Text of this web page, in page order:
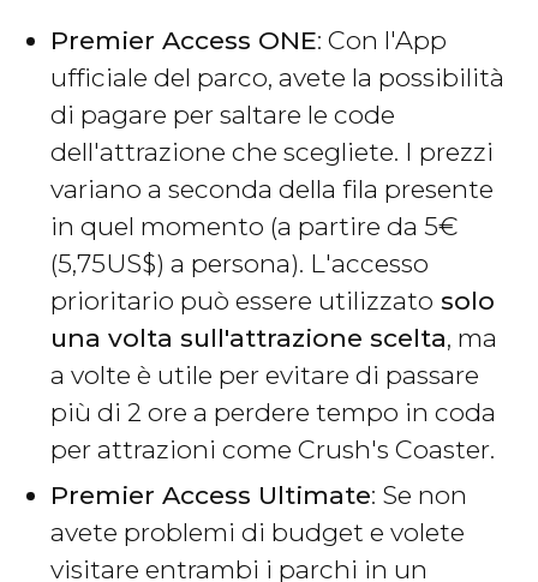
Premier Access ONE: Con l'App
ufficiale del parco, avete la possibilità
di pagare per saltare le code
dell'attrazione che scegliete. I prezzi
variano a seconda della fila presente
in quel momento (a partire da 5€
(5,75US$) a persona). L'accesso
prioritario può essere utilizzato solo
una volta sull'attrazione scelta, ma
a volte è utile per evitare di passare
più di 2 ore a perdere tempo in coda
per attrazioni come Crush's Coaster.
Premier Access Ultimate: Se non
avete problemi di budget e volete
visitare entrambi i parchi in un